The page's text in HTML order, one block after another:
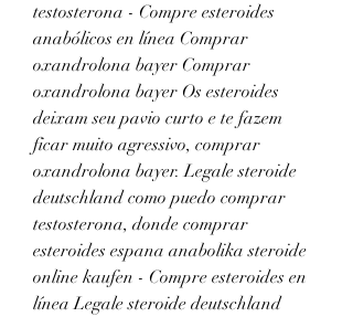
testosterona - Compre esteroides
anabólicos en línea Comprar
oxandrolona bayer Comprar
oxandrolona bayer Os esteroides
deixam seu pavio curto e te fazem
ficar muito agressivo, comprar
oxandrolona bayer. Legale steroide
deutschland como puedo comprar
testosterona, donde comprar
esteroides espana anabolika steroide
online kaufen - Compre esteroides en
línea Legale steroide deutschland